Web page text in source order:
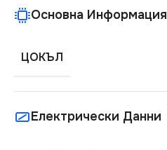
Основна Информация
ЦОКЪЛ
Електрически Данни